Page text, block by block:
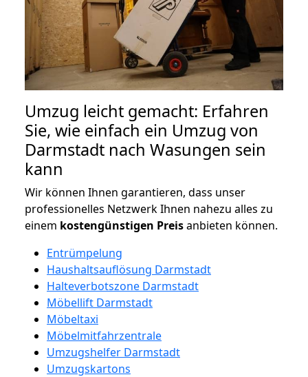
Umzug leicht gemacht: Erfahren
Sie, wie einfach ein Umzug von
Darmstadt nach Wasungen sein
kann
Wir können Ihnen garantieren, dass unser
professionelles Netzwerk Ihnen nahezu alles zu
einem kostengünstigen Preisanbieten können.
Entrümpelung
Haushaltsauflösung Darmstadt
Halteverbotszone Darmstadt
Möbellift Darmstadt
Möbeltaxi
Möbelmitfahrzentrale
Umzugshelfer Darmstadt
Umzugskartons